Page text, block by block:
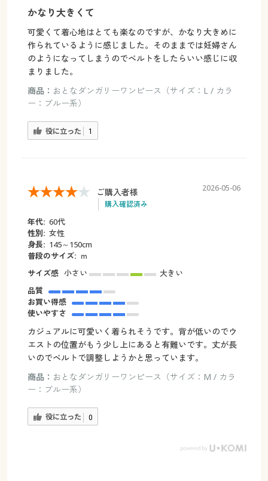
かなり大きくて
可愛くて着心地はとても楽なのですが、かなり大きめに
作られているように感じました。そのままでは妊婦さん
のようになってしまうのでベルトをしたらいい感じに収
まりました。
商品： おとなダンガリーワンピース（サイズ：L / カラ
ー：ブルー系）
役に立った 1
ご購入者様
購入確認済み
2026-05-06
年代: 60代
性別: 女性
身長: 145～150cm
普段のサイズ: ｍ
サイズ感 小さい
大きい
品質
お買い得感
使いやすさ
カジュアルに可愛いく着られそうです。背が低いのでウ
エストの位置がもう少し上にあると有難いです。丈が長
いのでベルトで調整しようかと思っています。
商品： おとなダンガリーワンピース（サイズ：M / カラ
ー：ブルー系）
役に立った 0